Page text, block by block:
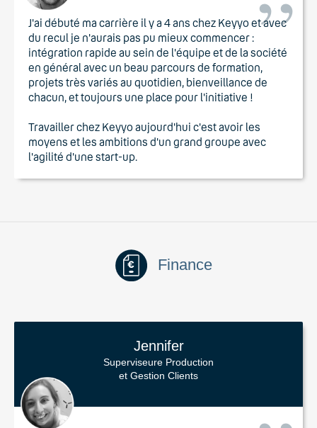
J'ai débuté ma carrière il y a 4 ans chez Keyyo et avec
du recul je n'aurais pas pu mieux commencer :
intégration rapide au sein de l'équipe et de la société
en général avec un beau parcours de formation,
projets très variés au quotidien, bienveillance de
chacun, et toujours une place pour l'initiative !
Travailler chez Keyyo aujourd'hui c'est avoir les
moyens et les ambitions d'un grand groupe avec
l'agilité d'une start-up.
Finance
Jennifer
Superviseure Production
et Gestion Clients